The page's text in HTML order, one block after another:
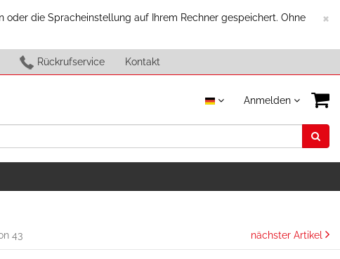
×
die Spracheinstellung auf Ihrem Rechner gespeichert. Ohne
Rückrufservice Kontakt
Anmelden
43 nächster Artikel